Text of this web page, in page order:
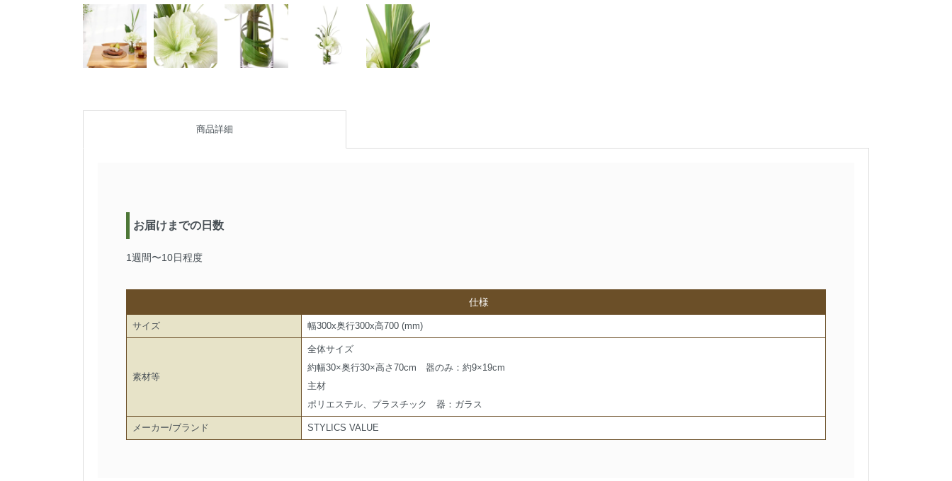
商品詳細
お届けまでの日数
1週間〜10日程度
仕様
サイズ 幅300x奥行300x高700 (mm)
素材等
全体サイズ
約幅30×奥行30×高さ70cm 器のみ：約9×19cm
主材
ポリエステル、プラスチック 器：ガラス
メーカー/ブランド STYLICS VALUE